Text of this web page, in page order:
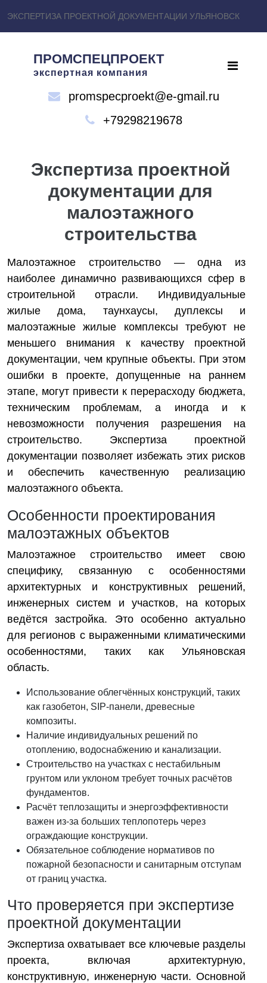
ЭКСПЕРТИЗА ПРОЕКТНОЙ ДОКУМЕНТАЦИИ УЛЬЯНОВСК
ПРОМСПЕЦПРОЕКТ
экспертная компания
promspecproekt@e-gmail.ru
+79298219678
Экспертиза проектной
документации для
малоэтажного
строительства
Малоэтажное строительство — одна из
наиболее динамично развивающихся сфер в
строительной отрасли. Индивидуальные
жилые дома, таунхаусы, дуплексы и
малоэтажные жилые комплексы требуют не
меньшего внимания к качеству проектной
документации, чем крупные объекты. При этом
ошибки в проекте, допущенные на раннем
этапе, могут привести к перерасходу бюджета,
техническим проблемам, а иногда и к
невозможности получения разрешения на
строительство. Экспертиза проектной
документации позволяет избежать этих рисков
и обеспечить качественную реализацию
малоэтажного объекта.
Особенности проектирования
малоэтажных объектов
Малоэтажное строительство имеет свою
специфику, связанную с особенностями
архитектурных и конструктивных решений,
инженерных систем и участков, на которых
ведётся застройка. Это особенно актуально
для регионов с выраженными климатическими
особенностями, таких как Ульяновская
область.
Использование облегчённых конструкций, таких
как газобетон, SIP-панели, древесные
композиты.
Наличие индивидуальных решений по
отоплению, водоснабжению и канализации.
Строительство на участках с нестабильным
грунтом или уклоном требует точных расчётов
фундаментов.
Расчёт теплозащиты и энергоэффективности
важен из-за больших теплопотерь через
ограждающие конструкции.
Обязательное соблюдение нормативов по
пожарной безопасности и санитарным отступам
от границ участка.
Что проверяется при экспертизе
проектной документации
Экспертиза охватывает все ключевые разделы
проекта, включая архитектурную,
конструктивную, инженерную части. Основной